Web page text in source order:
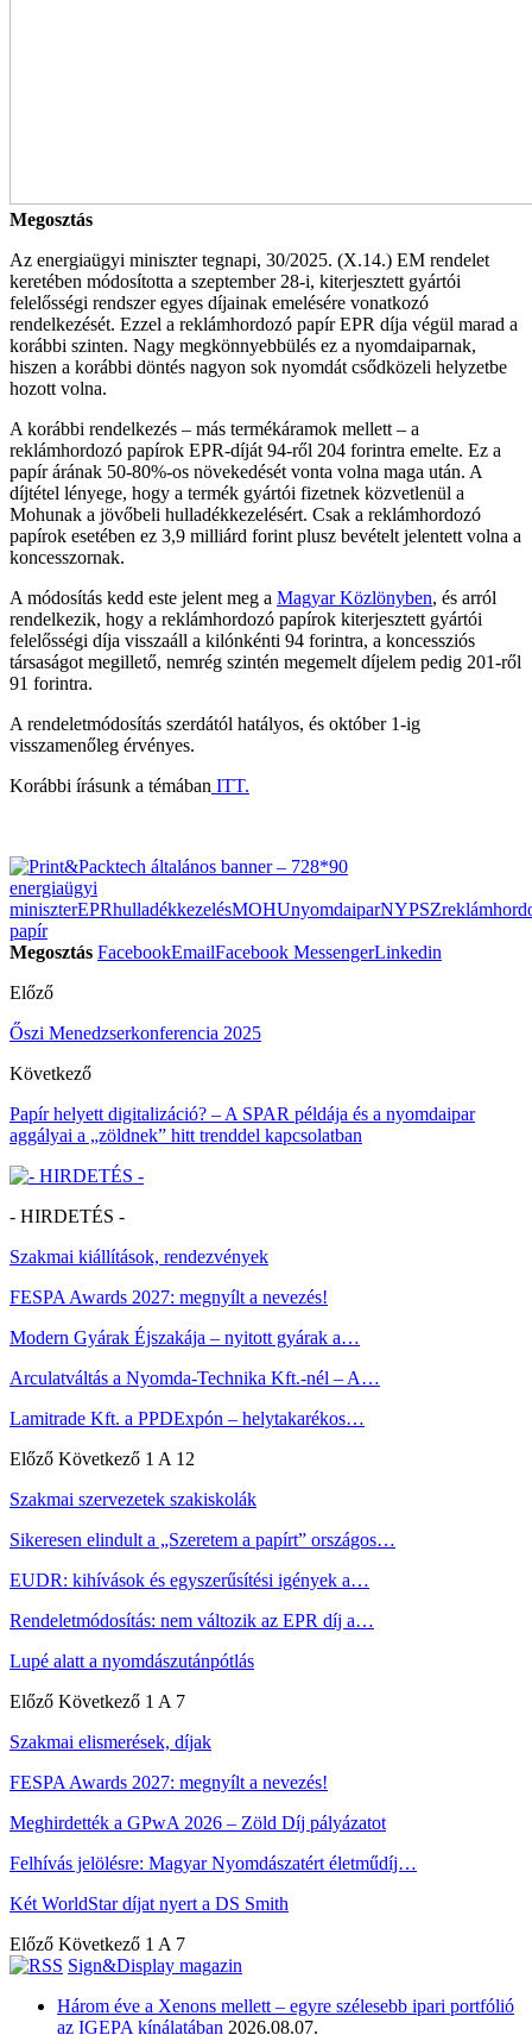
Megosztás
Az energiaügyi miniszter tegnapi, 30/2025. (X.14.) EM rendelet
keretében módosította a szeptember 28-i, kiterjesztett gyártói
felelősségi rendszer egyes díjainak emelésére vonatkozó
rendelkezését. Ezzel a reklámhordozó papír EPR díja végül marad a
korábbi szinten. Nagy megkönnyebbülés ez a nyomdaiparnak,
hiszen a korábbi döntés nagyon sok nyomdát csődközeli helyzetbe
hozott volna.
A korábbi rendelkezés – más termékáramok mellett – a
reklámhordozó papírok EPR-díját 94-ről 204 forintra emelte. Ez a
papír árának 50-80%-os növekedését vonta volna maga után. A
díjtétel lényege, hogy a termék gyártói fizetnek közvetlenül a
Mohunak a jövőbeli hulladékkezelésért. Csak a reklámhordozó
papírok esetében ez 3,9 milliárd forint plusz bevételt jelentett volna a
koncesszornak.
A módosítás kedd este jelent meg a Magyar Közlönyben, és arról
rendelkezik, hogy a reklámhordozó papírok kiterjesztett gyártói
felelősségi díja visszaáll a kilónkénti 94 forintra, a koncessziós
társaságot megillető, nemrég szintén megemelt díjelem pedig 201-ről
91 forintra.
A rendeletmódosítás szerdától hatályos, és október 1-ig
visszamenőleg érvényes.
Korábbi írásunk a témában ITT.
energiaügyi
miniszterEPRhulladékkezelésMOHUnyomdaiparNYPSZ
papír
Megosztás FacebookEmailFacebook MessengerLinkedin
Előző
Őszi Menedzserkonferencia 2025
Következő
Papír helyett digitalizáció? – A SPAR példája és a nyomdaipar
aggályai a „zöldnek” hitt trenddel kapcsolatban
- HIRDETÉS -
Szakmai kiállítások, rendezvények
FESPA Awards 2027: megnyílt a nevezés!
Modern Gyárak Éjszakája – nyitott gyárak a…
Arculatváltás a Nyomda-Technika Kft.-nél – A…
Lamitrade Kft. a PPDExpón – helytakarékos…
Előző Következő 1 A 12
Szakmai szervezetek szakiskolák
Sikeresen elindult a „Szeretem a papírt” országos…
EUDR: kihívások és egyszerűsítési igények a…
Rendeletmódosítás: nem változik az EPR díj a…
Lupé alatt a nyomdászutánpótlás
Előző Következő 1 A 7
Szakmai elismerések, díjak
FESPA Awards 2027: megnyílt a nevezés!
Meghirdették a GPwA 2026 – Zöld Díj pályázatot
Felhívás jelölésre: Magyar Nyomdászatért életműdíj…
Két WorldStar díjat nyert a DS Smith
Előző Következő 1 A 7
Sign&Display magazin
Három éve a Xenons mellett – egyre szélesebb ipari portfólió
az IGEPA kínálatában 2026.08.07.